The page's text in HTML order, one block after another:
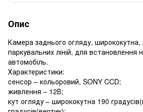
Опис
Камера заднього огляду, ширококутна,
паркувальних ліній, для встановлення
автомобіль.
Характеристики:
сенсор – кольоровий, SONY CCD;
живлення – 12В;
кут огляду – ширококутна 190